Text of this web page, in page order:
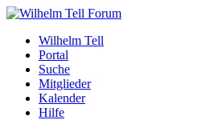
Wilhelm Tell
Portal
Suche
Mitglieder
Kalender
Hilfe